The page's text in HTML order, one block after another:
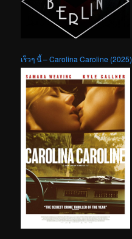
เร็วๆ นี้ – Carolina Caroline (2025)